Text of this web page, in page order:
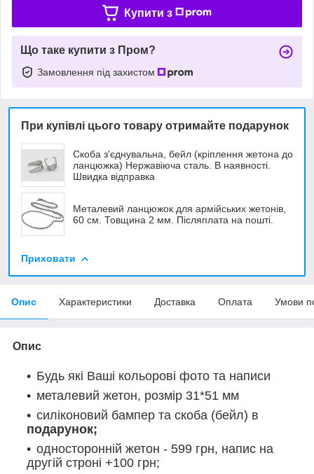
Купити з
Що таке купити з Пром?
Замовлення під захистом
При купівлі цього товару отримайте подарунок
Скоба з'єднувальна, бейл (кріплення жетона до
ланцюжка) Нержавіюча сталь. В наявності.
Швидка відправка
Металевий ланцюжок для армійських жетонів,
60 см. Товщина 2 мм. Післяплата на пошті.
Приховати
Опис Характеристики Доставка Оплата Умови
Опис
Будь які Ваші кольорові фото та написи
металевий жетон, розмір 31*51 мм
силіконовий бампер та скоба (бейл) в
подарунок;
односторонній жетон - 599 грн, напис на
другій строні +100 грн;